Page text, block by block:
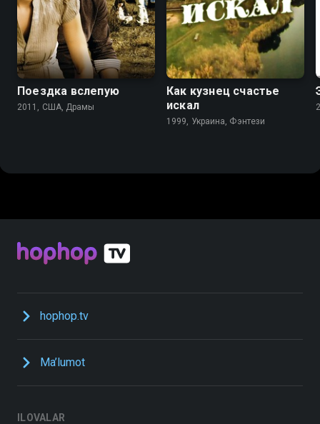
5.3
Поездка вслепую
2011, США, Драмы
6.2
Как кузнец счастье
искал
1999, Украина, Фэнтези
hophop.tv
Ma’lumot
ILOVALAR